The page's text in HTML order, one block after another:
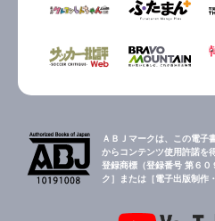
ＡＢＪマークは、この電子
からコンテンツ使用許諾を
登録商標（登録番号 第６
ク］または［電子出版制作